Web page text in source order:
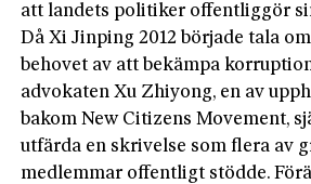
att landets politiker offentliggör
Då Xi Jinping 2012 började tala
behovet av att bekämpa
advokaten Xu Zhiyong, en av
bakom New Citizens Movement,
utfärda en skrivelse som flera av
medlemmar offentligt stödde.